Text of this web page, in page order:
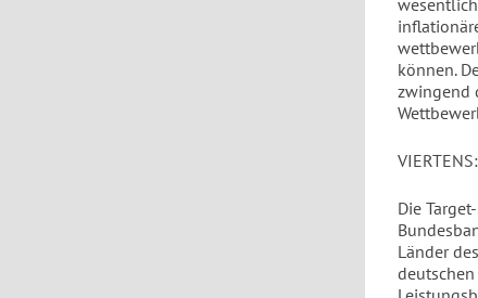
können.
zwingend
Die
Länder